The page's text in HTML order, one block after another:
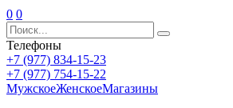
0 0
Телефоны
+7 (977) 834-15-23
+7 (977) 754-15-22
МужскоеЖенскоеМагазины